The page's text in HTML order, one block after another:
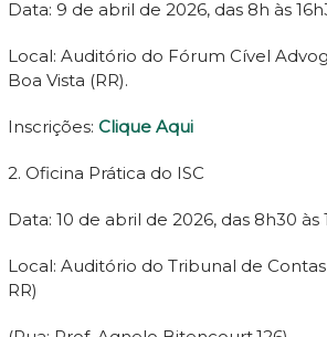
Data: 9 de abril de 2026, das 8h às
Local: Auditório do Fórum Cível
Boa Vista (RR).
Inscrições: Clique Aqui
2. Oficina Prática do ISC
Data: 10 de abril de 2026, das 8h30 às
Local: Auditório do Tribunal de
RR)